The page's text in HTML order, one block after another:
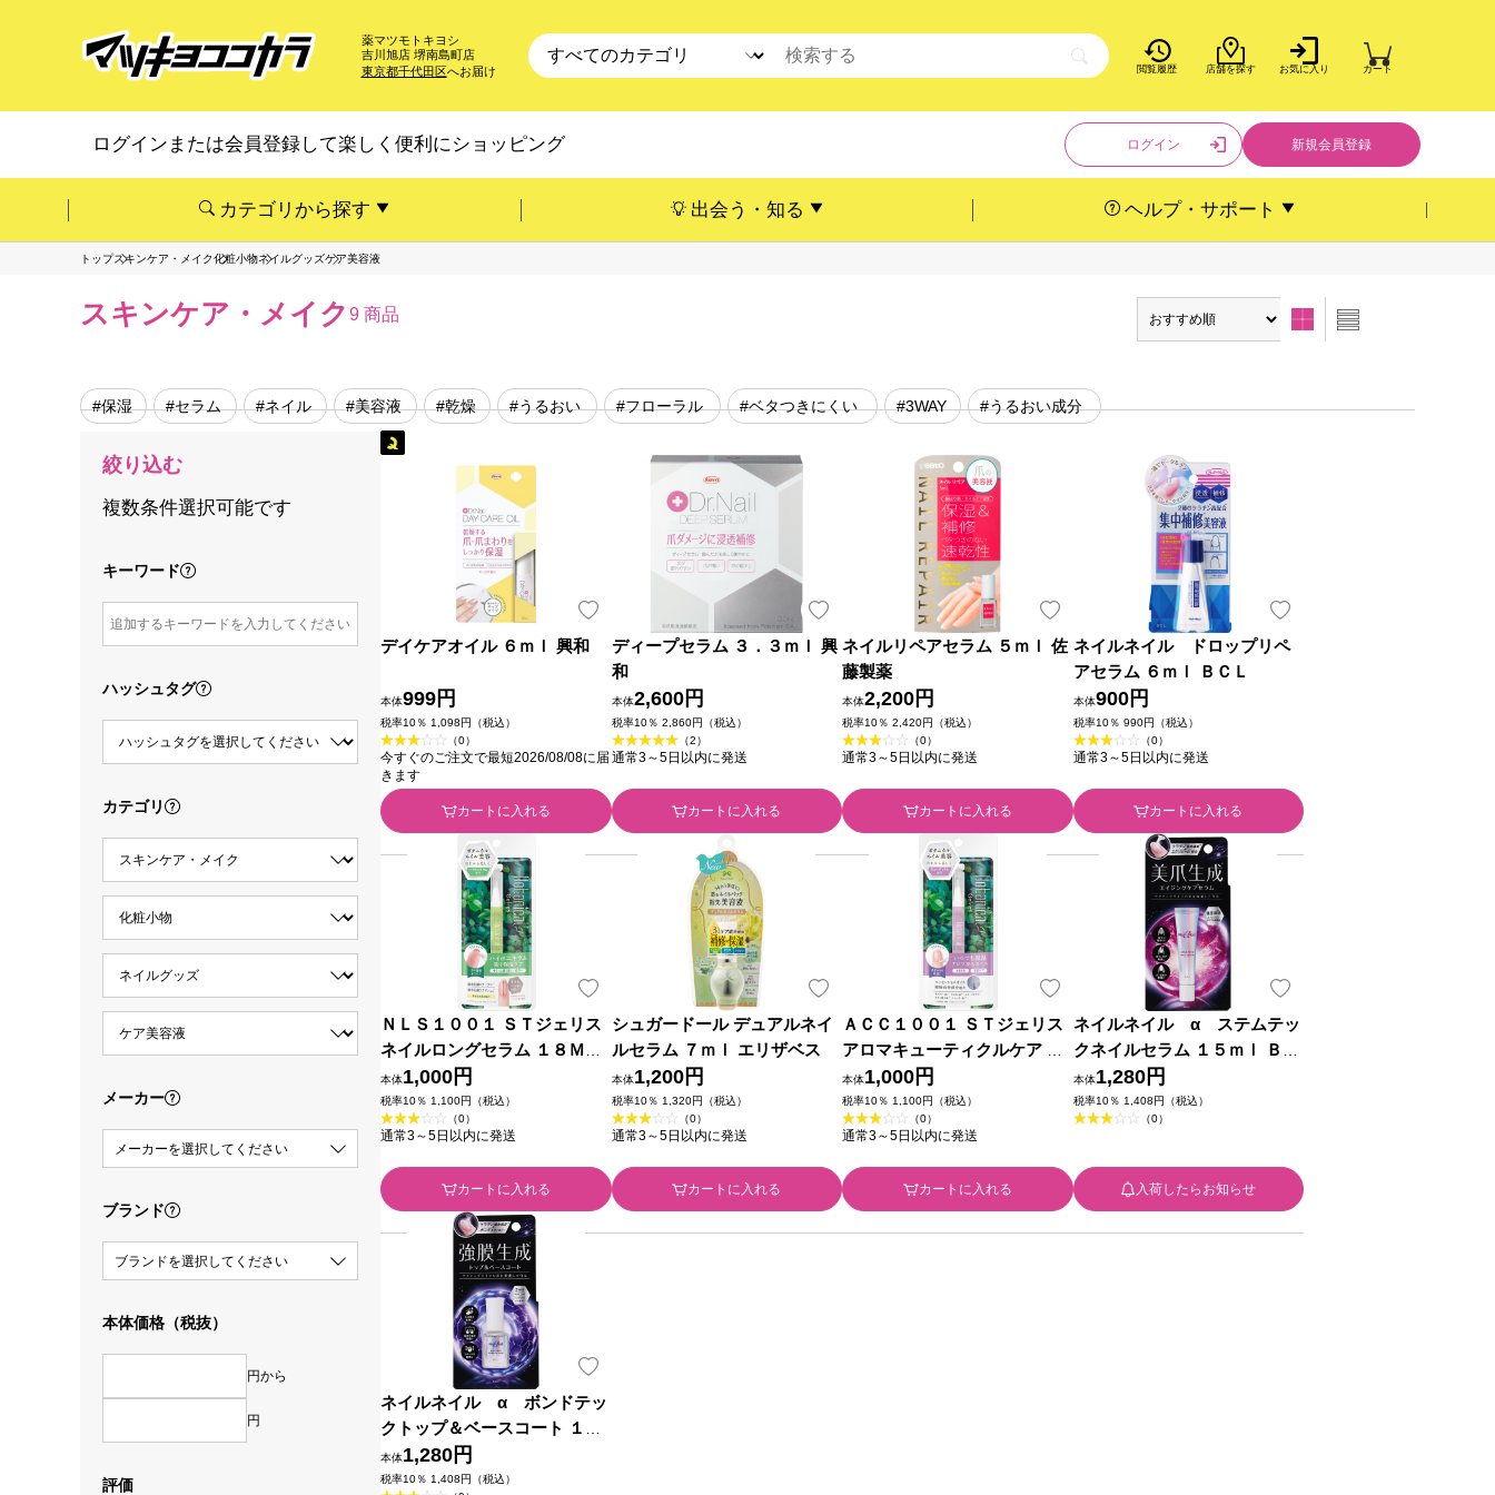
薬マツモトキヨシ
吉川旭店 堺南島町店
東京都千代田区へお届け 閲覧履歴 店舗を探す お気に入り カート
ログインまたは会員登録して楽しく便利にショッピング ログイン 新規会員登録
カテゴリから探す 出会う・知る ヘルプ・サポート
トップスキンケア・メイク化粧小物ネイルグッズケア美容液
スキンケア・メイク 9 商品
#保湿 #セラム #ネイル #美容液 #乾燥 #うるおい #フローラル #ベタつきにくい #3WAY #うるおい成分
絞り込む
複数条件選択可能です
キーワード
ハッシュタグ
カテゴリ
メーカー
メーカーを選択してください
ブランド
ブランドを選択してください
本体価格（税抜）
円から
円
評価
デイケアオイル ６ｍｌ 興和
本体999円
税率10％ 1,098円（税込）
（0）
今すぐのご注文で最短2026/08/08に届
きます
カートに入れる
ディープセラム ３．３ｍｌ 興
和
本体2,600円
税率10％ 2,860円（税込）
（2）
通常3～5日以内に発送
カートに入れる
ネイルリペアセラム ５ｍｌ 佐
藤製薬
本体2,200円
税率10％ 2,420円（税込）
（0）
通常3～5日以内に発送
カートに入れる
ネイルネイル ドロップリペ
アセラム ６ｍｌ ＢＣＬ
本体900円
税率10％ 990円（税込）
（0）
通常3～5日以内に発送
カートに入れる
ＮＬＳ１００１ ＳＴジェリス
ネイルロングセラム １８ＭＬ
スターラボコスメティックス
本体1,000円
税率10％ 1,100円（税込）
（0）
通常3～5日以内に発送
カートに入れる
シュガードール デュアルネイ
ルセラム ７ｍｌ エリザベス
本体1,200円
税率10％ 1,320円（税込）
（0）
通常3～5日以内に発送
カートに入れる
ＡＣＣ１００１ ＳＴジェリス
アロマキューティクルケア １
８ＭＬ スターラボコスメティ
ックス
本体1,000円
税率10％ 1,100円（税込）
（0）
通常3～5日以内に発送
カートに入れる
ネイルネイル α ステムテッ
クネイルセラム １５ｍｌ ＢＣ
Ｌ
本体1,280円
税率10％ 1,408円（税込）
（0）
入荷したらお知らせ
ネイルネイル α ボンドテッ
クトップ＆ベースコート １０
ｍｌ ＢＣＬ
本体1,280円
税率10％ 1,408円（税込）